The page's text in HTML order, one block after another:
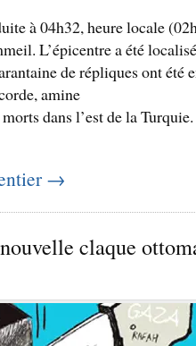
à 04h32, heure locale
L’épicentre a été
de répliques ont été
amine
dans l’est de la Turquie.
→
claque